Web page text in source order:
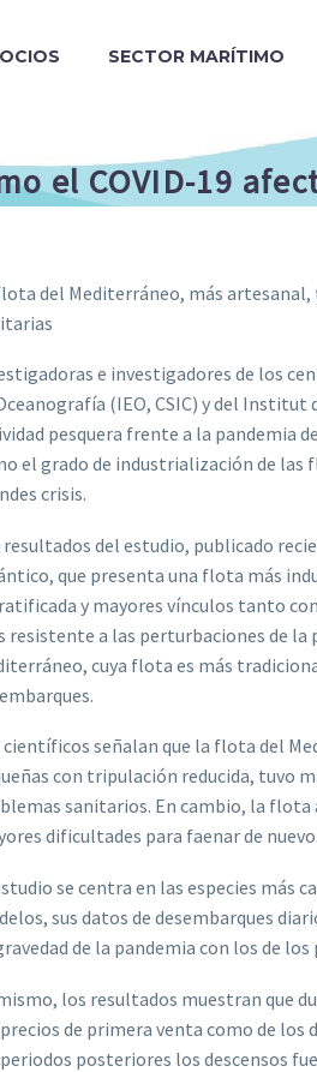
SECTOR MARÍTIMO
el COVID-19
del Mediterráneo, más
e investigadores de los
(IEO, CSIC) y del Institut
pesquera frente a la pandemia
el grado de industrialización de las
crisis.
resultados del estudio, publicado
que presenta una flota más
y mayores vínculos tanto
resistente a las perturbaciones de
cuya flota es más
científicos señalan que la flota del
con tripulación reducida, tuvo
sanitarios. En cambio, la
dificultades para faenar de nuevo.
se centra en las especies más
sus datos de desembarques
de la pandemia con los de
los resultados muestran que
de primera venta como de los
posteriores los descensos